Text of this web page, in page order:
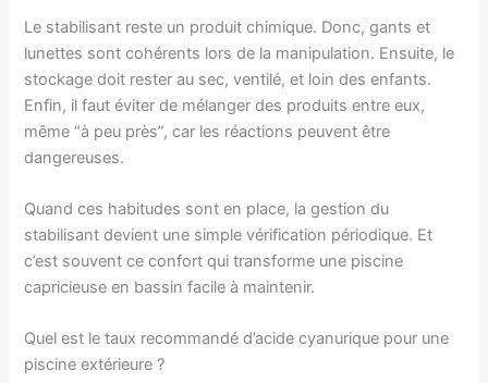
Le stabilisant reste un produit chimique. Donc, gants et
lunettes sont cohérents lors de la manipulation. Ensuite, le
stockage doit rester au sec, ventilé, et loin des enfants.
Enfin, il faut éviter de mélanger des produits entre eux,
même “à peu près”, car les réactions peuvent être
dangereuses.
Quand ces habitudes sont en place, la gestion du
stabilisant devient une simple vérification périodique. Et
c’est souvent ce confort qui transforme une piscine
capricieuse en bassin facile à maintenir.
Quel est le taux recommandé d’acide cyanurique pour une
piscine extérieure ?